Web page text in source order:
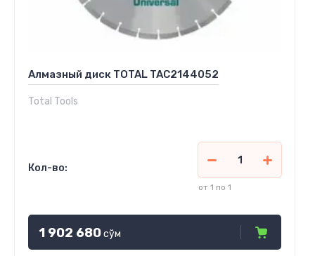
Алмазный диск TOTAL TAC2144052
Total Tools
Кол-во:
от 1 по 1
1 902 680сўм